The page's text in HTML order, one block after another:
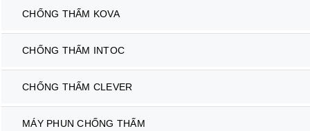
CHỐNG THẤM KOVA
CHỐNG THẤM INTOC
CHỐNG THẤM CLEVER
MÁY PHUN CHỐNG THẤM